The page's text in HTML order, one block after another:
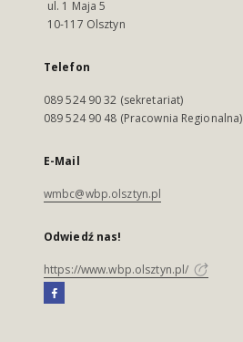
ul. 1 Maja 5
10-117 Olsztyn
Telefon
089 524 90 32 (sekretariat)
089 524 90 48 (Pracownia Regionalna)
E-Mail
wmbc@wbp.olsztyn.pl
Odwiedź nas!
https://www.wbp.olsztyn.pl/